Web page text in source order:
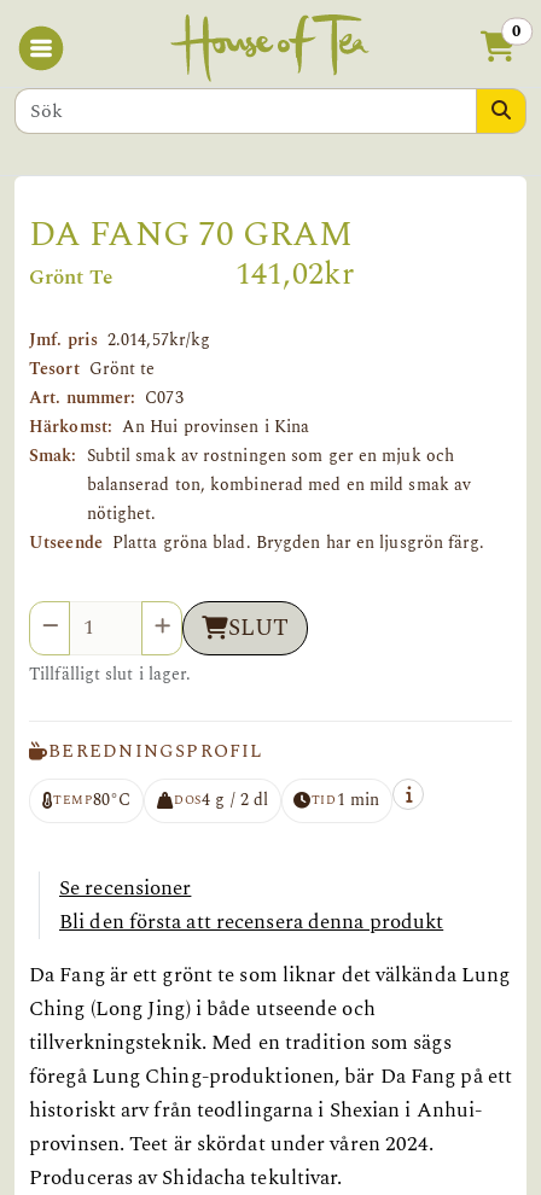
0
DA FANG 70 GRAM
Grönt Te 141,02kr
Jmf. pris 2.014,57kr/kg
Tesort Grönt te
Art. nummer: C073
Härkomst: An Hui provinsen i Kina
Smak: Subtil smak av rostningen som ger en mjuk och
balanserad ton, kombinerad med en mild smak av
nötighet.
Utseende Platta gröna blad. Brygden har en ljusgrön färg.
Antal SLUT
Tillfälligt slut i lager.
BEREDNINGSPROFIL
TEMP80°C DOS4 g / 2 dl TID1 min
Se recensioner
Bli den första att recensera denna produkt
Da Fang är ett grönt te som liknar det välkända Lung
Ching (Long Jing) i både utseende och
tillverkningsteknik. Med en tradition som sägs
föregå Lung Ching-produktionen, bär Da Fang på ett
historiskt arv från teodlingarna i Shexian i Anhui-
provinsen. Teet är skördat under våren 2024.
Produceras av Shidacha tekultivar.